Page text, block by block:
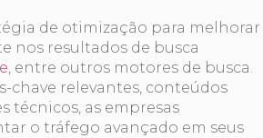
de otimização para melhorar
nos resultados de busca
, entre outros motores de busca.
chave relevantes, conteúdos
técnicos, as empresas
o tráfego avançado em seus